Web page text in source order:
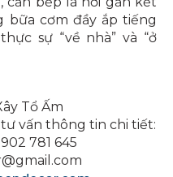
bữa cơm đầy ắp tiếng
sự “về nhà” và “ở
Tổ Ấm
vấn thông tin chi tiết:
781 645